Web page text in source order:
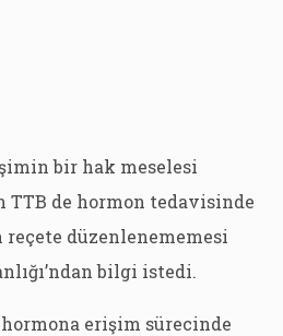
bir hak meselesi
de hormon tedavisinde
düzenlenememesi
bilgi istedi.
erişim sürecinde